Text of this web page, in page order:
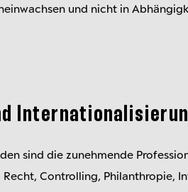
und nicht in
sind die zunehmende
Recht, Controlling, Philanthropie,